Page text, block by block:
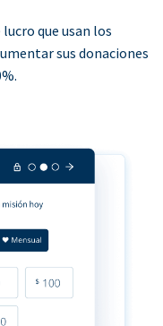
que usan los
sus donaciones